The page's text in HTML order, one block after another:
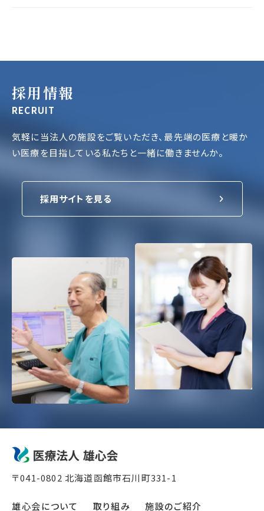
採用情報
RECRUIT
気軽に当法人の施設をご覧いただき、最先端の医療と暖か
い医療を目指して いる私たちと一緒に働きませんか。
採用サイトを見る
〒041-0802 北海道函館市⽯川町331-1
雄心会について 取り組み 施設のご紹介